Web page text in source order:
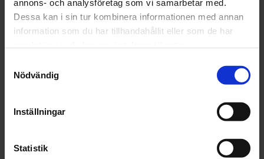
annons- och analysföretag som vi samarbetar med.
Dessa kan i sin tur kombinera informationen med annan
information som du har tillhandahållit eller som de har
Nödvändig
Inställningar
Statistik
april (2)
mars (4)
2023
oktober (3)
augusti (3)